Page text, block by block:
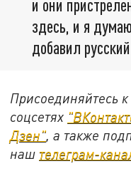
и они
здесь, и я
добавил
Присоединяйтесь
соцсетях
Дзен" , а также
наш телеграм-